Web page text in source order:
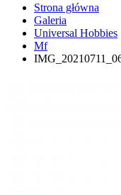
Strona główna
Galeria
Universal Hobbies
Mf